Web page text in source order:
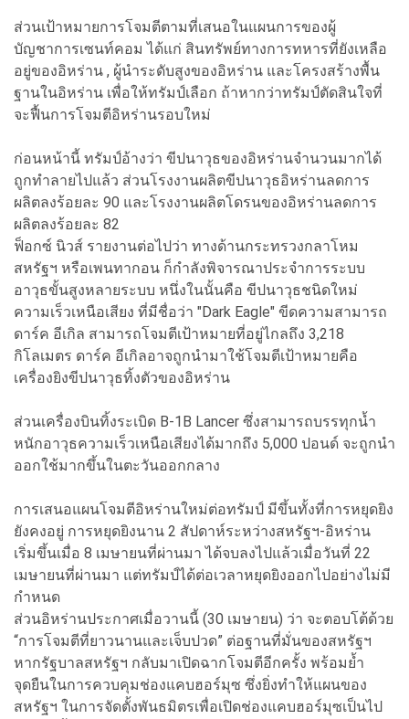
ส่วนเป้าหมายการโจมตีตามที่เสนอในแผนการของผู้
บัญชาการเซนท์คอม ได้แก่ สินทรัพย์ทางการทหารที่ยังเหลือ
อยู่ของอิหร่าน , ผู้นำระดับสูงของอิหร่าน และโครงสร้างพื้น
ฐานในอิหร่าน เพื่อให้ทรัมป์เลือก ถ้าหากว่าทรัมป์ตัดสินใจที่
จะฟื้นการโจมตีอิหร่านรอบใหม่
ก่อนหน้านี้ ทรัมป์อ้างว่า ขีปนาวุธของอิหร่านจำนวนมากได้
ถูกทำลายไปแล้ว ส่วนโรงงานผลิตขีปนาวุธอิหร่านลดการ
ผลิตลงร้อยละ 90 และโรงงานผลิตโดรนของอิหร่านลดการ
ผลิตลงร้อยละ 82
ฟ็อกซ์ นิวส์ รายงานต่อไปว่า ทางด้านกระทรวงกลาโหม
สหรัฐฯ หรือเพนทากอน ก็กำลังพิจารณาประจำการระบบ
อาวุธขั้นสูงหลายระบบ หนึ่งในนั้นคือ ขีปนาวุธชนิดใหม่
ความเร็วเหนือเสียง ที่มีชื่อว่า "Dark Eagle" ขีดความสามารถ
ดาร์ค อีเกิล สามารถโจมตีเป้าหมายที่อยู่ไกลถึง 3,218
กิโลเมตร ดาร์ค อีเกิลอาจถูกนำมาใช้โจมตีเป้าหมายคือ
เครื่องยิงขีปนาวุธทิ้งตัวของอิหร่าน
ส่วนเครื่องบินทิ้งระเบิด B-1B Lancer ซึ่งสามารถบรรทุกน้ำ
หนักอาวุธความเร็วเหนือเสียงได้มากถึง 5,000 ปอนด์ จะถูกนำ
ออกใช้มากขึ้นในตะวันออกกลาง
การเสนอแผนโจมตีอิหร่านใหม่ต่อทรัมป์ มีขึ้นทั้งที่การหยุดยิง
ยังคงอยู่ การหยุดยิงนาน 2 สัปดาห์ระหว่างสหรัฐฯ-อิหร่าน
เริ่มขึ้นเมื่อ 8 เมษายนที่ผ่านมา ได้จบลงไปแล้วเมื่อวันที่ 22
เมษายนที่ผ่านมา แต่ทรัมป์ได้ต่อเวลาหยุดยิงออกไปอย่างไม่มี
กำหนด
ส่วนอิหร่านประกาศเมื่อวานนี้ (30 เมษายน) ว่า จะตอบโต้ด้วย
“การโจมตีที่ยาวนานและเจ็บปวด” ต่อฐานที่มั่นของสหรัฐฯ
หากรัฐบาลสหรัฐฯ กลับมาเปิดฉากโจมตีอีกครั้ง พร้อมย้ำ
จุดยืนในการควบคุมช่องแคบฮอร์มุซ ซึ่งยิ่งทำให้แผนของ
สหรัฐฯ ในการจัดตั้งพันธมิตรเพื่อเปิดช่องแคบฮอร์มุซเป็นไป